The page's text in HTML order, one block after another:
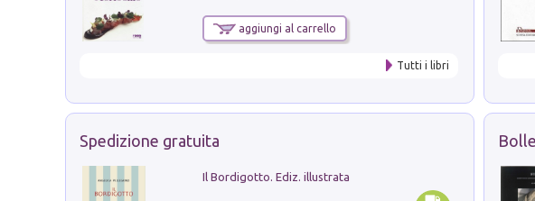
aggiungi al carrello
Tutti i libri
Spedizione gratuita
Il Bordigotto. Ediz. illustrata